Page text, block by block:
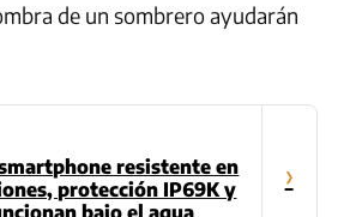
de un sombrero ayudarán
resistente en
protección IP69K y
›